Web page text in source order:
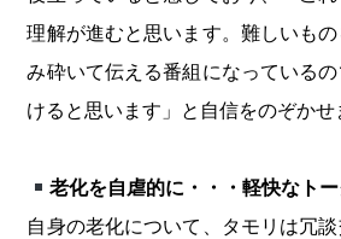
理解が進むと思います。難しいも
み砕いて伝える番組になっている
けると思います」と自信をのぞかせ
老化を自虐的に・・・軽快なトー
自身の老化について、タモリは冗